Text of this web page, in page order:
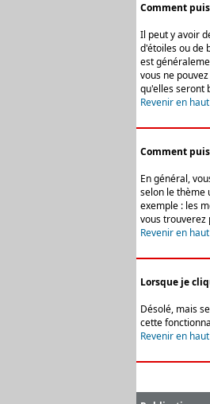
Comment
Il peut y avoir
d'étoiles ou de
est
vous ne
qu'elles seront
Revenir en
Comment
En général,
selon le thème
exemple : les
vous trouverez
Revenir en
Lorsque je
Désolé, mais
cette
Revenir en